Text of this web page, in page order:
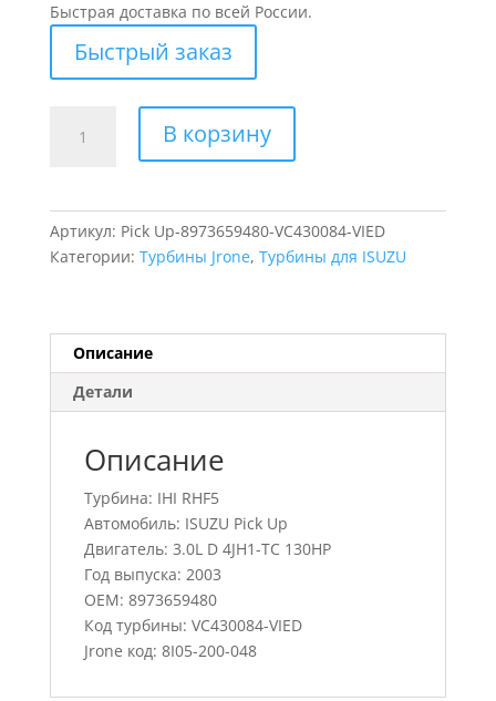
Быстрая доставка по всей России.
Быстрый заказ
товара
Pick
8973659480
В корзину
Артикул: Pick Up-8973659480-VC430084-VIED
Категории: Турбины Jrone, Турбины для ISUZU
Описание
Детали
Описание
Турбина: IHI RHF5
Автомобиль: ISUZU Pick Up
Двигатель: 3.0L D 4JH1-TC 130HP
Год выпуска: 2003
OEM: 8973659480
Код турбины: VC430084-VIED
Jrone код: 8I05-200-048